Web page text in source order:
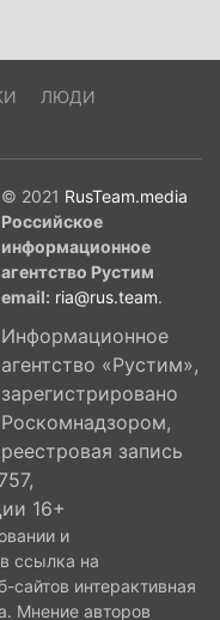
ЛЮДИ
© 2021 RusTeam.media
Российское
информационное
агентство Рустим
email: ria@rus.team.
Информационное
агентство «Рустим»,
зарегистрировано
Роскомнадзором,
реестровая запись
16+
и
ссылка на
сайтов интерактивная
Мнение авторов